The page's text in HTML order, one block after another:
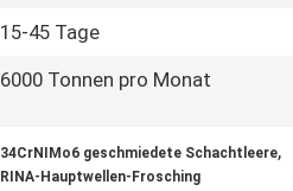
15-45 Tage
6000 Tonnen pro Monat
34CrNIMo6 geschmiedete Schachtleere,
RINA-Hauptwellen-Frosching